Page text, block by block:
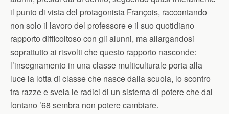
il punto di vista del protagonista François, raccontando
non solo il lavoro del professore e il suo quotidiano
rapporto difficoltoso con gli alunni, ma allargandosi
soprattutto ai risvolti che questo rapporto nasconde:
l’insegnamento in una classe multiculturale porta alla
luce la lotta di classe che nasce dalla scuola, lo scontro
tra razze e svela le radici di un sistema di potere che dal
lontano ’68 sembra non potere cambiare.